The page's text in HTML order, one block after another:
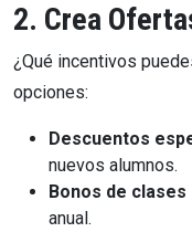
2. Crea
¿Qué incentivos
opciones:
Descuentos
nuevos alumnos.
Bonos de
anual.